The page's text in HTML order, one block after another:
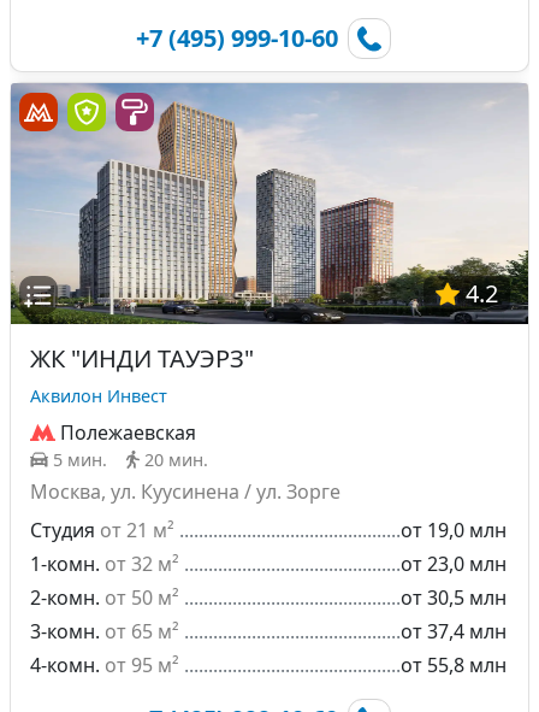
+7 (495) 999-10-60
4.2
ЖК "ИНДИ ТАУЭРЗ"
Аквилон Инвест
Полежаевская
5 мин. 20 мин.
Москва, ул. Куусинена / ул. Зорге
Студия от 21 м²
от 19,0 млн
1-комн. от 32 м²
от 23,0 млн
2-комн. от 50 м²
от 30,5 млн
3-комн. от 65 м²
от 37,4 млн
4-комн. от 95 м² от 55,8 млн